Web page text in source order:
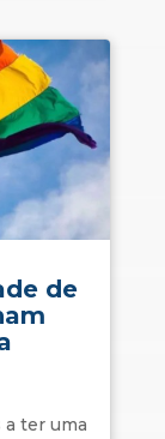
de
ter uma